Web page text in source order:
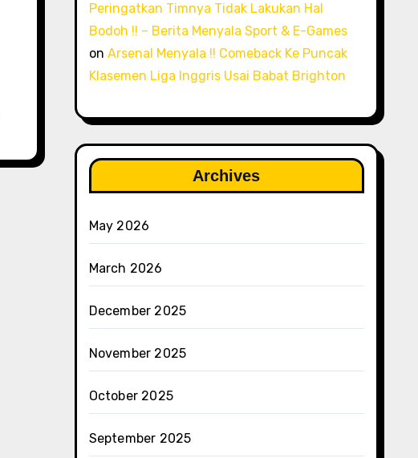
Peringatkan Timnya Tidak Lakukan Hal
Bodoh !! – Berita Menyala Sport & E-Games
on Arsenal Menyala !! Comeback Ke Puncak
Klasemen Liga Inggris Usai Babat Brighton
Archives
May 2026
March 2026
December 2025
November 2025
October 2025
September 2025